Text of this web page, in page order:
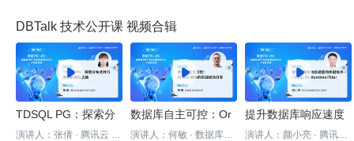
DBTalk 技术公开课 视频合辑

TDSQL PG：探索分
布式并行架构的高效
演讲人：张倩 · 腾讯云 数

数据库自主可控：Or
acle 替换的实战经验
演讲人：何敏 · 数据库高

提升数据库响应速度
的关键技术—TDSQL
演讲人：颜小亮 · 腾讯云